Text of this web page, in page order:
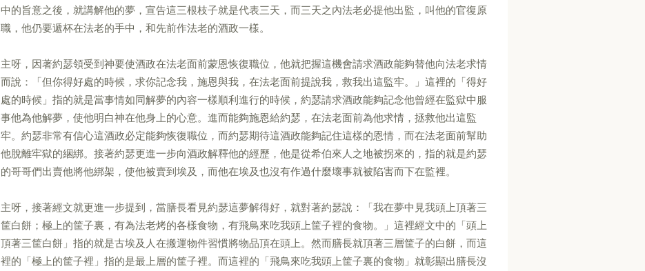
中的旨意之後，就講解他的夢，宣告這三根枝子就是代表三天，而三天之內法老必提他出監，叫他的官復原
職，他仍要遞杯在法老的手中，和先前作法老的酒政一樣。
主呀，因著約瑟領受到神要使酒政在法老面前蒙恩恢復職位，他就把握這機會請求酒政能夠替他向法老求情
而說：「但你得好處的時候，求你記念我，施恩與我，在法老面前提說我，救我出這監牢。」這裡的「得好
處的時候」指的就是當事情如同解夢的內容一樣順利進行的時候，約瑟請求酒政能夠記念他曾經在監獄中服
事他為他解夢，使他明白神在他身上的心意。進而能夠施恩給約瑟，在法老面前為他求情，拯救他出這監
牢。約瑟非常有信心這酒政必定能夠恢復職位，而約瑟期待這酒政能夠記住這樣的恩情，而在法老面前幫助
他脫離牢獄的綑綁。接著約瑟更進一步向酒政解釋他的經歷，他是從希伯來人之地被拐來的，指的就是約瑟
的哥哥們出賣他將他綁架，使他被賣到埃及，而他在埃及也沒有作過什麼壞事就被陷害而下在監裡。
主呀，接著經文就更進一步提到，當膳長看見約瑟這夢解得好，就對著約瑟說：「我在夢中見我頭上頂著三
筐白餅；極上的筐子裏，有為法老烤的各樣食物，有飛鳥來吃我頭上筐子裡的食物。」這裡經文中的「頭上
頂著三筐白餅」指的就是古埃及人在搬運物件習慣將物品頂在頭上。然而膳長就頂著三層筐子的白餅，而這
裡的「極上的筐子裡」指的是最上層的筐子裡。而這裡的「飛鳥來吃我頭上筐子裏的食物」就彰顯出膳長沒